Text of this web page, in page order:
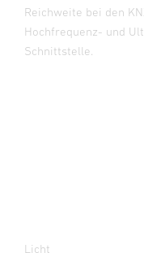
Reichweite bei den
Hochfrequenz- und
Schnittstelle.
Licht